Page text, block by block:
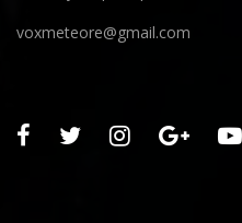
voxmeteore@gmail.com